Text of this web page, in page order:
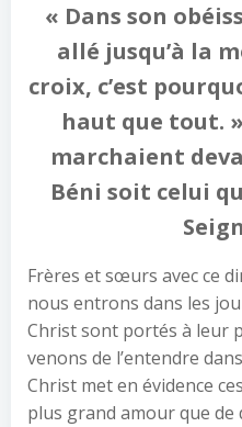
« Dans son
allé jusqu’à la
croix, c’est
haut que tout.
marchaient
Béni soit celui
Frères et sœurs avec ce
nous entrons dans les
Christ sont portés à leur
venons de l’entendre
Christ met en évidence
plus grand amour que